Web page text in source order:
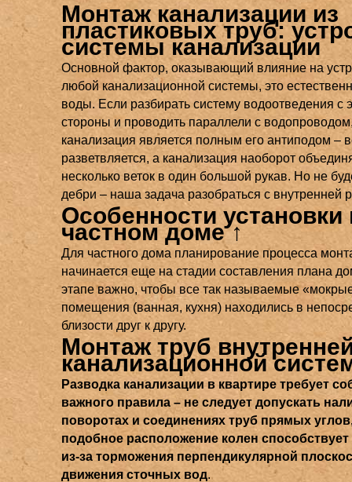
Монтаж канализации из
пластиковых труб:
системы канализации
Основной фактор, оказывающий влияние на
любой канализационной системы, это
воды. Если разбирать систему водоотведения с
стороны и проводить параллели с
канализация является полным его антиподом –
разветвляется, а канализация наоборот
несколько веток в один большой рукав. Но не
дебри – наша задача разобраться с внутренней
Особенности установки
частном доме ↑
Для частного дома планирование процесса
начинается еще на стадии составления плана
этапе важно, чтобы все так называемые
помещения (ванная, кухня) находились в
близости друг к другу.
Монтаж труб
канализационной
Разводка канализации в квартире требует
важного правила – не следует допускать
поворотах и соединениях труб прямых углов,
подобное расположение колен
из-за торможения перпендикулярной
движения сточных вод.